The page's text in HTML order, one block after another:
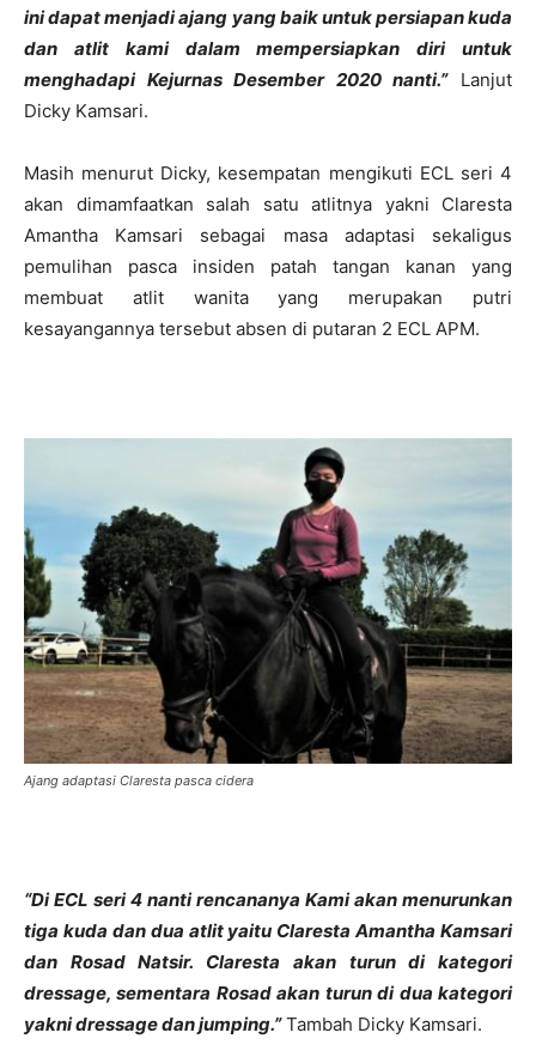
ini dapat menjadi ajang yang baik untuk persiapan kuda
dan atlit kami dalam mempersiapkan diri untuk
menghadapi Kejurnas Desember 2020 nanti.”
Lanjut
Dicky Kamsari.
Masih menurut Dicky, kesempatan mengikuti ECL seri 4
akan dimamfaatkan salah satu atlitnya yakni Claresta
Amantha Kamsari sebagai masa adaptasi sekaligus
pemulihan pasca insiden patah tangan kanan yang
membuat atlit wanita yang merupakan putri
kesayangannya tersebut absen di putaran 2 ECL APM.
Ajang adaptasi Claresta pasca cidera
“Di ECL seri 4 nanti rencananya Kami akan menurunkan
tiga kuda dan dua atlit yaitu Claresta Amantha Kamsari
dan Rosad Natsir. Claresta akan turun di kategori
dressage, sementara Rosad akan turun di dua kategori
yakni dressage dan jumping.”Tambah Dicky Kamsari.